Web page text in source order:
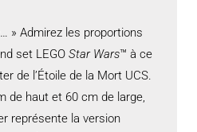
» Admirez les proportions
set LEGO Star Wars™ à ce
de l’Étoile de la Mort UCS.
de haut et 60 cm de large,
représente la version